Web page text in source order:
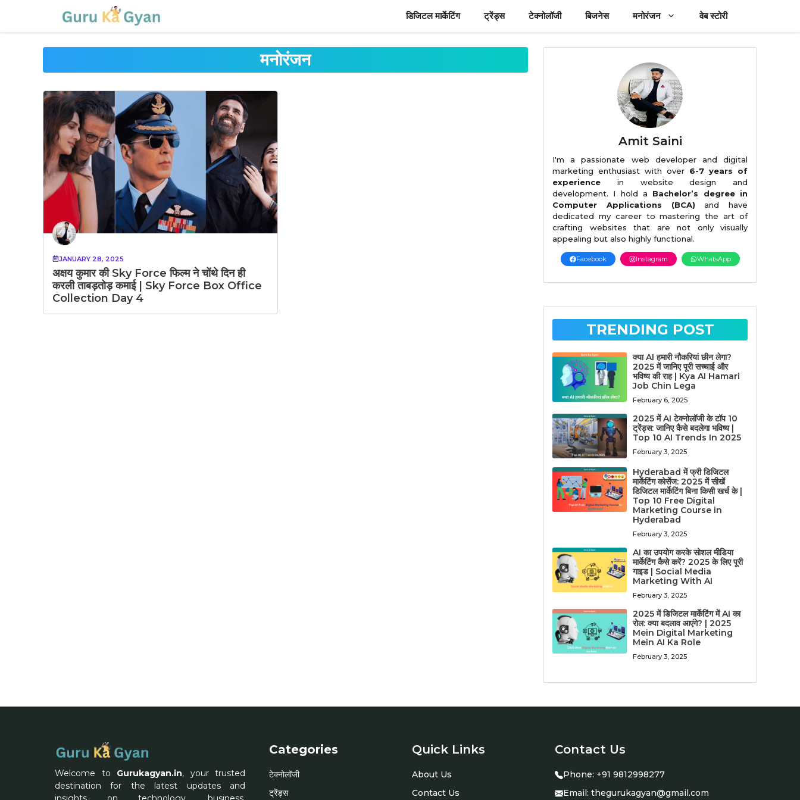
content
डिजिटल मार्केटिंग ट्रेंड्स टेक्नोलॉजी बिजनेस मनोरंजन वेब स्टोरी
मनोरंजन
JANUARY 28, 2025
अक्षय कुमार की Sky Force फिल्म ने चोंथे दिन ही
करली ताबड़तोड़ कमाई | Sky Force Box Office
Collection Day 4
Amit Saini
I'm a passionate web developer and digital
marketing enthusiast with over 6-7 years of
experience in website design and
development. I hold a Bachelor’s degree in
Computer Applications (BCA) and have
dedicated my career to mastering the art of
crafting websites that are not only visually
appealing but also highly functional.
Facebook Instagram WhatsApp
TRENDING POST
क्या AI हमारी नौकरियां छीन लेगा?
2025 में जानिए पूरी सच्चाई और
भविष्य की राह | Kya AI Hamari
Job Chin Lega
February 6, 2025
2025 में AI टेक्नोलॉजी के टॉप 10
ट्रेंड्स: जानिए कैसे बदलेगा भविष्य |
Top 10 AI Trends In 2025
February 3, 2025
Hyderabad में फ्री डिजिटल
मार्केटिंग कोर्सेज: 2025 में सीखें
डिजिटल मार्केटिंग बिना किसी खर्च के |
Top 10 Free Digital
Marketing Course in
Hyderabad
February 3, 2025
AI का उपयोग करके सोशल मीडिया
मार्केटिंग कैसे करें? 2025 के लिए पूरी
गाइड | Social Media
Marketing With AI
February 3, 2025
2025 में डिजिटल मार्केटिंग में AI का
रोल: क्या बदलाव आएंगे? | 2025
Mein Digital Marketing
Mein AI Ka Role
February 3, 2025
Welcome to Gurukagyan.in, your trusted
destination for the latest updates and
Categories
टेक्नोलॉजी
ट्रेंड्स
Quick Links
About Us
Contact Us
Contact Us
Phone: +91 9812998277
Email: thegurukagyan@gmail.com